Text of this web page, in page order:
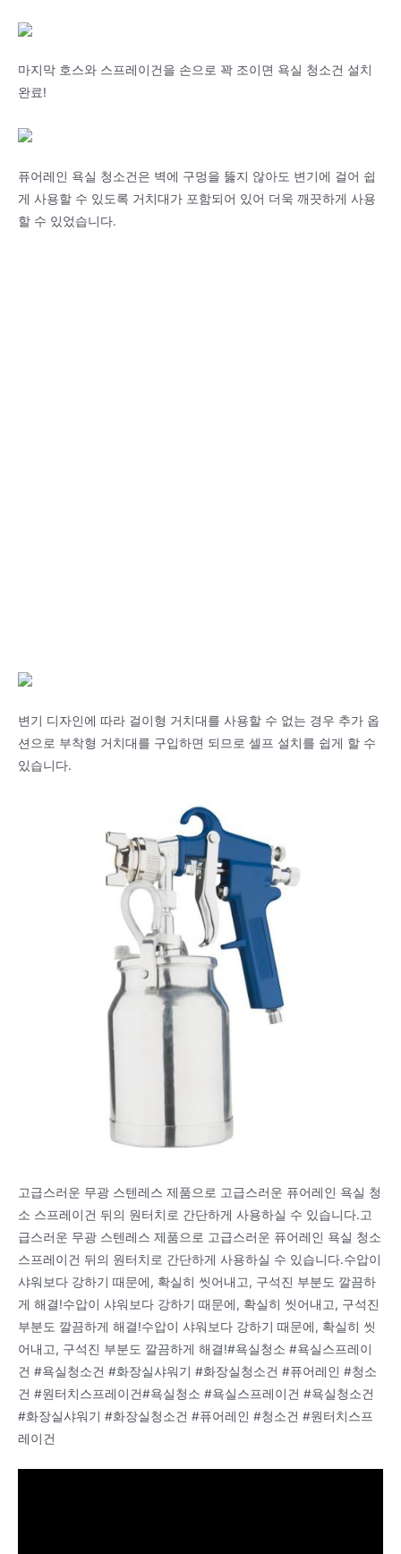
마지막 호스와 스프레이건을 손으로 꽉 조이면 욕실 청소건 설치
완료!
퓨어레인 욕실 청소건은 벽에 구멍을 뚫지 않아도 변기에 걸어 쉽
게 사용할 수 있도록 거치대가 포함되어 있어 더욱 깨끗하게 사용
할 수 있었습니다.
변기 디자인에 따라 걸이형 거치대를 사용할 수 없는 경우 추가 옵
션으로 부착형 거치대를 구입하면 되므로 셀프 설치를 쉽게 할 수
있습니다.
고급스러운 무광 스텐레스 제품으로 고급스러운 퓨어레인 욕실 청
소 스프레이건 뒤의 원터치로 간단하게 사용하실 수 있습니다.고
급스러운 무광 스텐레스 제품으로 고급스러운 퓨어레인 욕실 청소
스프레이건 뒤의 원터치로 간단하게 사용하실 수 있습니다.수압이
샤워보다 강하기 때문에, 확실히 씻어내고, 구석진 부분도 깔끔하
게 해결!수압이 샤워보다 강하기 때문에, 확실히 씻어내고, 구석진
부분도 깔끔하게 해결!수압이 샤워보다 강하기 때문에, 확실히 씻
어내고, 구석진 부분도 깔끔하게 해결!#욕실청소 #욕실스프레이
건 #욕실청소건 #화장실샤워기 #화장실청소건 #퓨어레인 #청소
건 #원터치스프레이건#욕실청소 #욕실스프레이건 #욕실청소건
#화장실샤워기 #화장실청소건 #퓨어레인 #청소건 #원터치스프
레이건